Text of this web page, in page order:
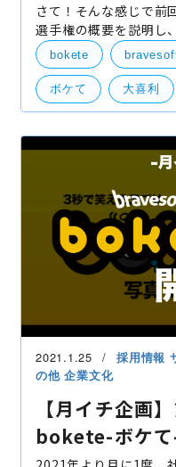
さて！そんな感じで前
選手権の概要を説明
ボケ王が決まりました
ら発表します！ ＊＊＊ 高瀬（以下高）「さて、そんな
感
bokete
ボケて 大喜利
2021.1.25 採用情報
の他企業文化
【月イチ企画
bokete-ボケて